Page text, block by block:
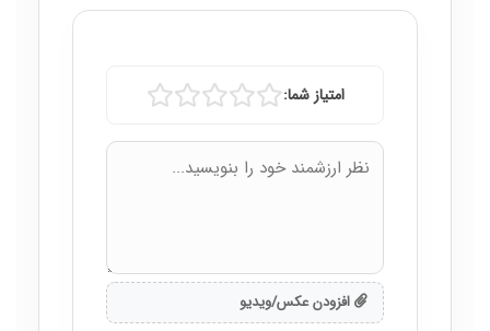
امتیاز شما:
افزودن عکس/ویدیو